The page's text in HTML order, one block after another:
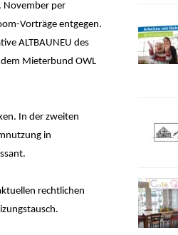
November per
Vorträge entgegen.
ALTBAUNEU des
Mieterbund OWL
In der zweiten
in
rechtlichen